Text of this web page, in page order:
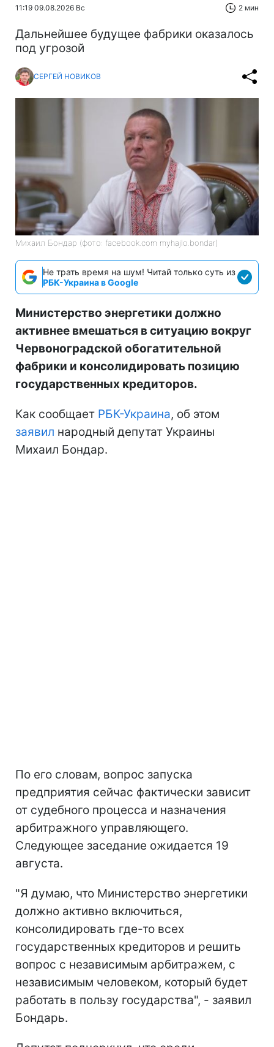
11:19 09.08.2026 Вс 2 мин
Дальнейшее будущее фабрики оказалось
под угрозой
СЕРГЕЙ НОВИКОВ
Михаил Бондар (фото: facebook.com myhajlo.bondar)
Не трать время на шум! Читай только суть из
РБК-Украина в Google
Министерство энергетики должно
активнее вмешаться в ситуацию вокруг
Червоноградской обогатительной
фабрики и консолидировать позицию
государственных кредиторов.
Как сообщает РБК-Украина, об этом
заявил народный депутат Украины
Михаил Бондар.
По его словам, вопрос запуска
предприятия сейчас фактически зависит
от судебного процесса и назначения
арбитражного управляющего.
Следующее заседание ожидается 19
августа.
"Я думаю, что Министерство энергетики
должно активно включиться,
консолидировать где-то всех
государственных кредиторов и решить
вопрос с независимым арбитражем, с
независимым человеком, который будет
работать в пользу государства", - заявил
Бондарь.